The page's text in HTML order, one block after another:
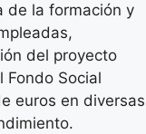
de la formación y
del proyecto
Fondo Social
euros en diversas